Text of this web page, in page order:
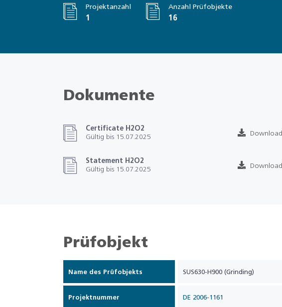
Projektanzahl
1
Anzahl Prüfobjekte
16
Dokumente
Certificate H2O2
Gültig bis 15.07.2025
Download
Statement H2O2
Gültig bis 15.07.2025
Download
Prüfobjekt
Name des Prüfobjekts SUS630-H900 (Grinding)
Projektnummer DE 2006-1161